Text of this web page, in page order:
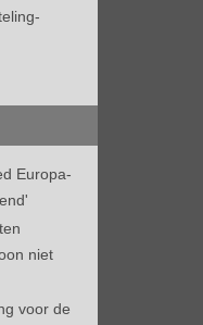
Europa-
niet
voor de